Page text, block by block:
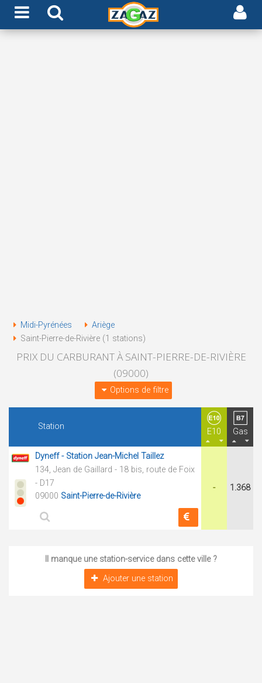
Midi-Pyrénées
Ariège
Saint-Pierre-de-Rivière (1 stations)
PRIX DU CARBURANT À SAINT-PIERRE-DE-RIVIÈRE
(09000)
Options de filtre
Station
E10 Gas
Dyneff - Station Jean-Michel Taillez
134, Jean de Gaillard - 18 bis, route de Foix
- D17
09000 Saint-Pierre-de-Rivière
- 1.368
Il manque une station-service dans cette ville ?
Ajouter une station